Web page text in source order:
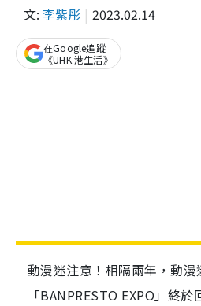
文: 李紫彤 2023.02.14
在Google追蹤
《UHK 港生活》
動漫迷注意！相隔兩年，動漫
「BANPRESTO EXPO」終